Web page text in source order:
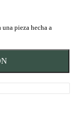
pieza hecha a